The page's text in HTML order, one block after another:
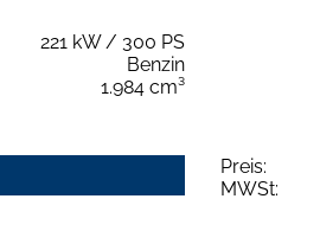
221 kW / 300 PS
Benzin
1.984 cm³
Preis:
MWSt: